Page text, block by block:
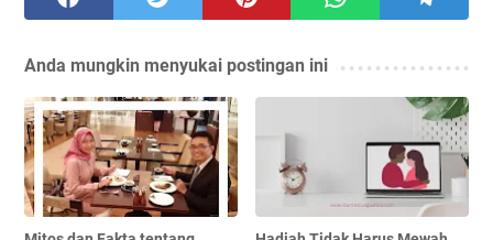
Anda mungkin menyukai postingan ini